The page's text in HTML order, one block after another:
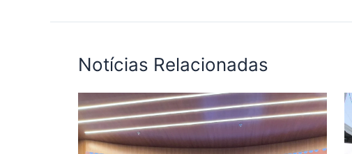
Notícias Relacionadas